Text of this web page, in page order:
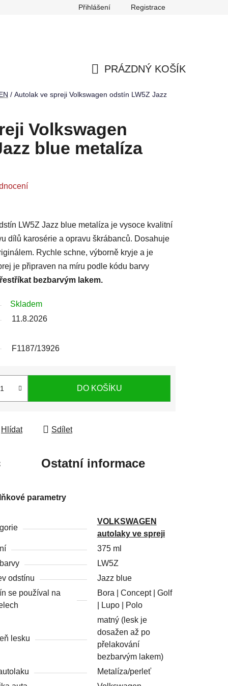
Reklamace Odstoupení od smlouvy
Přihlášení Registrace
PRÁZDNÝ KOŠÍK
/ Autolak ve spreji Volkswagen odstín LW5Z Jazz
Volkswagen
blue metalíza
LW5Z Jazz blue metalíza je vysoce kvalitní
dílů karosérie a opravu škrábanců. Dosahuje
Rychle schne, výborně kryje a je
je připraven na míru podle kódu barvy
bezbarvým lakem.
Skladem
11.8.2026
F1187/13926
DO KOŠÍKU
Hlídat Sdílet
Ostatní informace
parametry
VOLKSWAGEN
autolaky ve spreji
375 ml
LW5Z
odstínu
Jazz blue
se používal na
Bora | Concept | Golf
| Lupo | Polo
lesku
matný (lesk je
dosažen až po
přelakování
bezbarvým lakem)
Metalíza/perleť